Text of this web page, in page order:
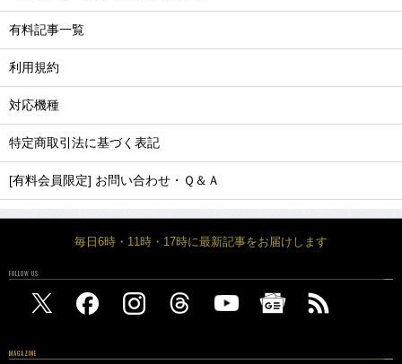
有料記事一覧
利用規約
対応機種
特定商取引法に基づく表記
[有料会員限定] お問い合わせ・Ｑ＆Ａ
毎日6時・11時・17時に最新記事をお届けします
FOLLOW US
MAGAZINE